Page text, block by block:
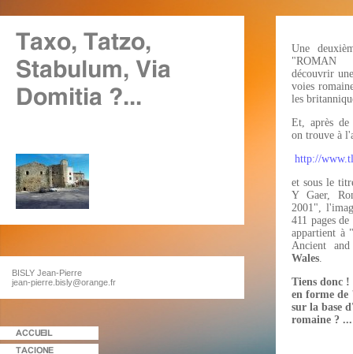
BISLY Jean-Pierre
jean-pierre.bisly@orange.fr
Une
"ROMAN
découvrir
voies
les
Et, après de
on trouve à
http://
et sous le
Y Gaer,
2001",
411 pages
appartient à
Ancient
Wales.
Tiens donc
en forme
sur la base
romaine ? ...